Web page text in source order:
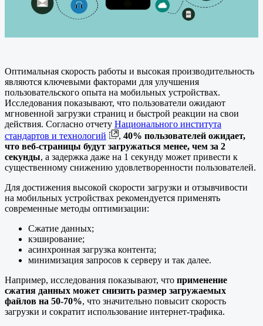
Оптимальная скорость работы и высокая производительность
являются ключевыми факторами для улучшения
пользовательского опыта на мобильных устройствах.
Исследования показывают, что пользователи ожидают
мгновенной загрузки страниц и быстрой реакции на свои
действия. Согласно отчету Национального института
стандартов и технологий
, 40% пользователей ожидает,
что веб-страницы будут загружаться менее, чем за 2
секунды, а задержка даже на 1 секунду может привести к
существенному снижению удовлетворенности пользователей.
Для достижения высокой скорости загрузки и отзывчивости
на мобильных устройствах рекомендуется применять
современные методы оптимизации:
Cжатие данных;
кэширование;
асинхронная загрузка контента;
минимизация запросов к серверу и так далее.
Например, исследования показывают, что применение
сжатия данных может снизить размер загружаемых
файлов на 50-70%, что значительно повысит скорость
загрузки и сократит использование интернет-трафика.